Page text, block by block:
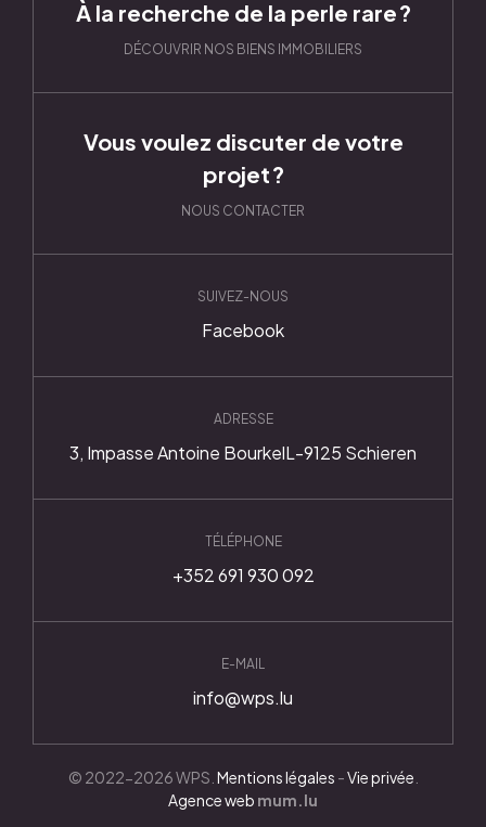
À la recherche de la perle rare ?
DÉCOUVRIR NOS BIENS IMMOBILIERS
Vous voulez discuter de votre
projet ?
NOUS CONTACTER
SUIVEZ-NOUS
Facebook
ADRESSE
3, Impasse Antoine BourkelL-9125 Schieren
TÉLÉPHONE
+352 691 930 092
E-MAIL
info@wps.lu
© 2022-2026 WPS. Mentions légales -Vie privée
Agence web mum.lu